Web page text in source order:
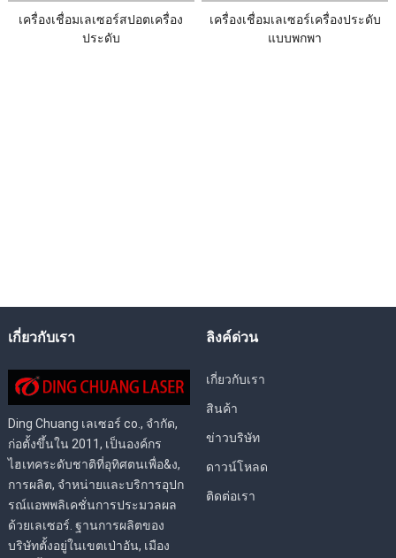
เครื่องเชื่อมเลเซอร์สปอตเครื่อง
ประดับ
เครื่องเชื่อมเลเซอร์เครื่องประดับ
แบบพกพา
เกี่ยวกับเรา
Ding Chuang เลเซอร์ co., จำกัด,
ก่อตั้งขึ้นใน 2011, เป็นองค์กร
ไฮเทคระดับชาติที่อุทิศตนเพื่อ&ง,
การผลิต, จำหน่ายและบริการอุปก
รณ์แอพพลิเคชั่นการประมวลผล
ด้วยเลเซอร์. ฐานการผลิตของ
บริษัทตั้งอยู่ในเขตเป่าอัน, เมือง
ลิงค์ด่วน
เกี่ยวกับเรา
สินค้า
ข่าวบริษัท
ดาวน์โหลด
ติดต่อเรา